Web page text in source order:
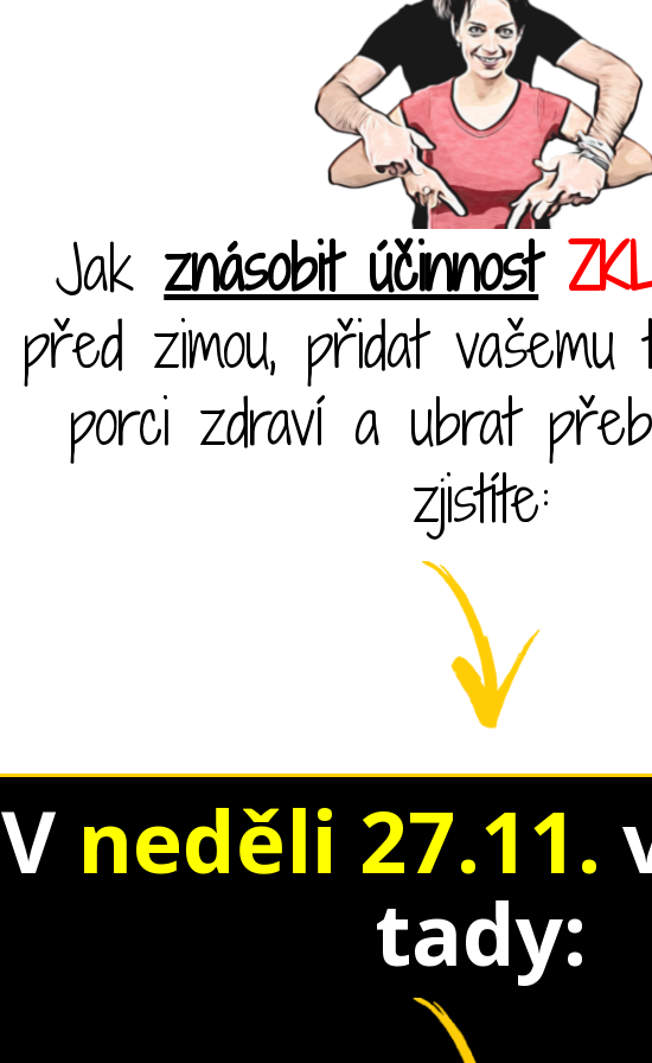
Jak znásobit účinnost
před zimou, přidat vašemu
porci zdraví a ubrat
zjistíte:
V neděli 27.11.
tady: